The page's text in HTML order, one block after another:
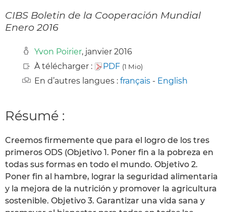
CIBS Boletin de la Cooperación Mundial
Enero 2016
Yvon Poirier, janvier 2016
À télécharger :
PDF (1 Mio)
En d’autres langues : français - English
Résumé :
Creemos firmemente que para el logro de los tres
primeros ODS (Objetivo 1. Poner fin a la pobreza en
todas sus formas en todo el mundo. Objetivo 2.
Poner fin al hambre, lograr la seguridad alimentaria
y la mejora de la nutrición y promover la agricultura
sostenible. Objetivo 3. Garantizar una vida sana y